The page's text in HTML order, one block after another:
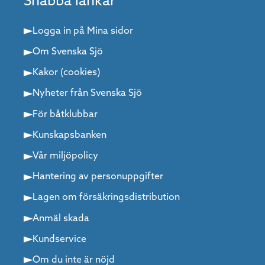
Logga in på Mina sidor
Om Svenska Sjö
Kakor (cookies)
Nyheter från Svenska Sjö
För båtklubbar
Kunskapsbanken
Vår miljöpolicy
Hantering av personuppgifter
Lagen om försäkringsdistribution
Anmäl skada
Kundservice
Om du inte är nöjd